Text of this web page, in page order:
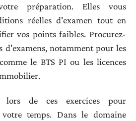
préparation. Elles vous
réelles d'examen tout en
vos points faibles. Procurez-
d'examens, notamment pour les
le BTS PI ou les licences
lors de ces exercices pour
temps. Dans le domaine